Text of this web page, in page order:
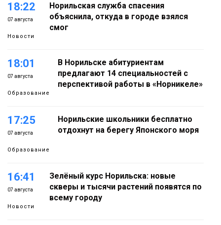
18:22
07 августа
Новости
Норильская служба спасения
объяснила, откуда в городе взялся
смог
18:01
07 августа
Образование
В Норильске абитуриентам
предлагают 14 специальностей с
перспективой работы в «Норникеле»
17:25
07 августа
Образование
Норильские школьники бесплатно
отдохнут на берегу Японского моря
16:41
07 августа
Новости
Зелёный курс Норильска: новые
скверы и тысячи растений появятся по
всему городу